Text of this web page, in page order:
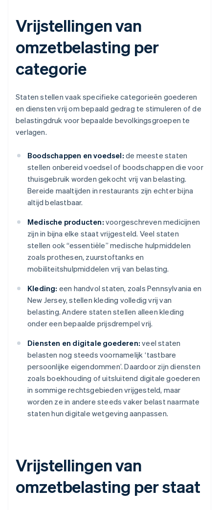
Vrijstellingen van
omzetbelasting per
categorie
Staten stellen vaak specifieke categorieën goederen
en diensten vrij om bepaald gedrag te stimuleren of de
belastingdruk voor bepaalde bevolkingsgroepen te
verlagen.
Boodschappen en voedsel: de meeste staten
stellen onbereid voedsel of boodschappen die voor
thuisgebruik worden gekocht vrij van belasting.
Bereide maaltijden in restaurants zijn echter bijna
altijd belastbaar.
Medische producten: voorgeschreven medicijnen
zijn in bijna elke staat vrijgesteld. Veel staten
stellen ook “essentiële” medische hulpmiddelen
zoals prothesen, zuurstoftanks en
mobiliteitshulpmiddelen vrij van belasting.
Kleding: een handvol staten, zoals Pennsylvania en
New Jersey, stellen kleding volledig vrij van
belasting. Andere staten stellen alleen kleding
onder een bepaalde prijsdrempel vrij.
Diensten en digitale goederen: veel staten
belasten nog steeds voornamelijk ‘tastbare
persoonlijke eigendommen’. Daardoor zijn diensten
zoals boekhouding of uitsluitend digitale goederen
in sommige rechtsgebieden vrijgesteld, maar
worden ze in andere steeds vaker belast naarmate
staten hun digitale wetgeving aanpassen.
Vrijstellingen van
omzetbelasting per staat